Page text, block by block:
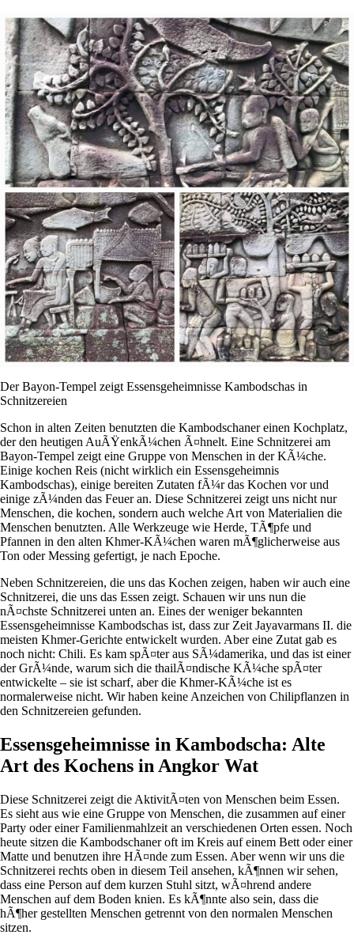
Der Bayon-Tempel zeigt Essensgeheimnisse Kambodschas in
Schnitzereien
Schon in alten Zeiten benutzten die Kambodschaner einen Kochplatz,
der den heutigen AuÃŸenkÃ¼chen Ã¤hnelt. Eine Schnitzerei am
Bayon-Tempel zeigt eine Gruppe von Menschen in der KÃ¼che.
Einige kochen Reis (nicht wirklich ein Essensgeheimnis
Kambodschas), einige bereiten Zutaten fÃ¼r das Kochen vor und
einige zÃ¼nden das Feuer an. Diese Schnitzerei zeigt uns nicht nur
Menschen, die kochen, sondern auch welche Art von Materialien die
Menschen benutzten. Alle Werkzeuge wie Herde, TÃ¶pfe und
Pfannen in den alten Khmer-KÃ¼chen waren mÃ¶glicherweise aus
Ton oder Messing gefertigt, je nach Epoche.
Neben Schnitzereien, die uns das Kochen zeigen, haben wir auch eine
Schnitzerei, die uns das Essen zeigt. Schauen wir uns nun die
nÃ¤chste Schnitzerei unten an. Eines der weniger bekannten
Essensgeheimnisse Kambodschas ist, dass zur Zeit Jayavarmans II. die
meisten Khmer-Gerichte entwickelt wurden. Aber eine Zutat gab es
noch nicht: Chili. Es kam spÃ¤ter aus SÃ¼damerika, und das ist einer
der GrÃ¼nde, warum sich die thailÃ¤ndische KÃ¼che spÃ¤ter
entwickelte – sie ist scharf, aber die Khmer-KÃ¼che ist es
normalerweise nicht. Wir haben keine Anzeichen von Chilipflanzen in
den Schnitzereien gefunden.
Essensgeheimnisse in Kambodscha: Alte
Art des Kochens in Angkor Wat
Diese Schnitzerei zeigt die AktivitÃ¤ten von Menschen beim Essen.
Es sieht aus wie eine Gruppe von Menschen, die zusammen auf einer
Party oder einer Familienmahlzeit an verschiedenen Orten essen. Noch
heute sitzen die Kambodschaner oft im Kreis auf einem Bett oder einer
Matte und benutzen ihre HÃ¤nde zum Essen. Aber wenn wir uns die
Schnitzerei rechts oben in diesem Teil ansehen, kÃ¶nnen wir sehen,
dass eine Person auf dem kurzen Stuhl sitzt, wÃ¤hrend andere
Menschen auf dem Boden knien. Es kÃ¶nnte also sein, dass die
hÃ¶her gestellten Menschen getrennt von den normalen Menschen
sitzen.